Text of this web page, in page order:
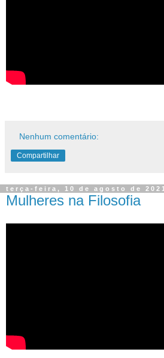
Nenhum comentário:
Compartilhar
terça-feira, 10 de agosto de 2021
Mulheres na Filosofia